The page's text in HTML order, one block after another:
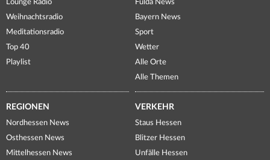
Lounge Radio
Weihnachtsradio
Meditationsradio
Top 40
Playlist
Fulda News
Bayern News
Sport
Wetter
Alle Orte
Alle Themen
REGIONEN
Nordhessen News
Osthessen News
Mittelhessen News
VERKEHR
Staus Hessen
Blitzer Hessen
Unfälle Hessen